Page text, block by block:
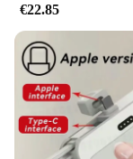
€22.85